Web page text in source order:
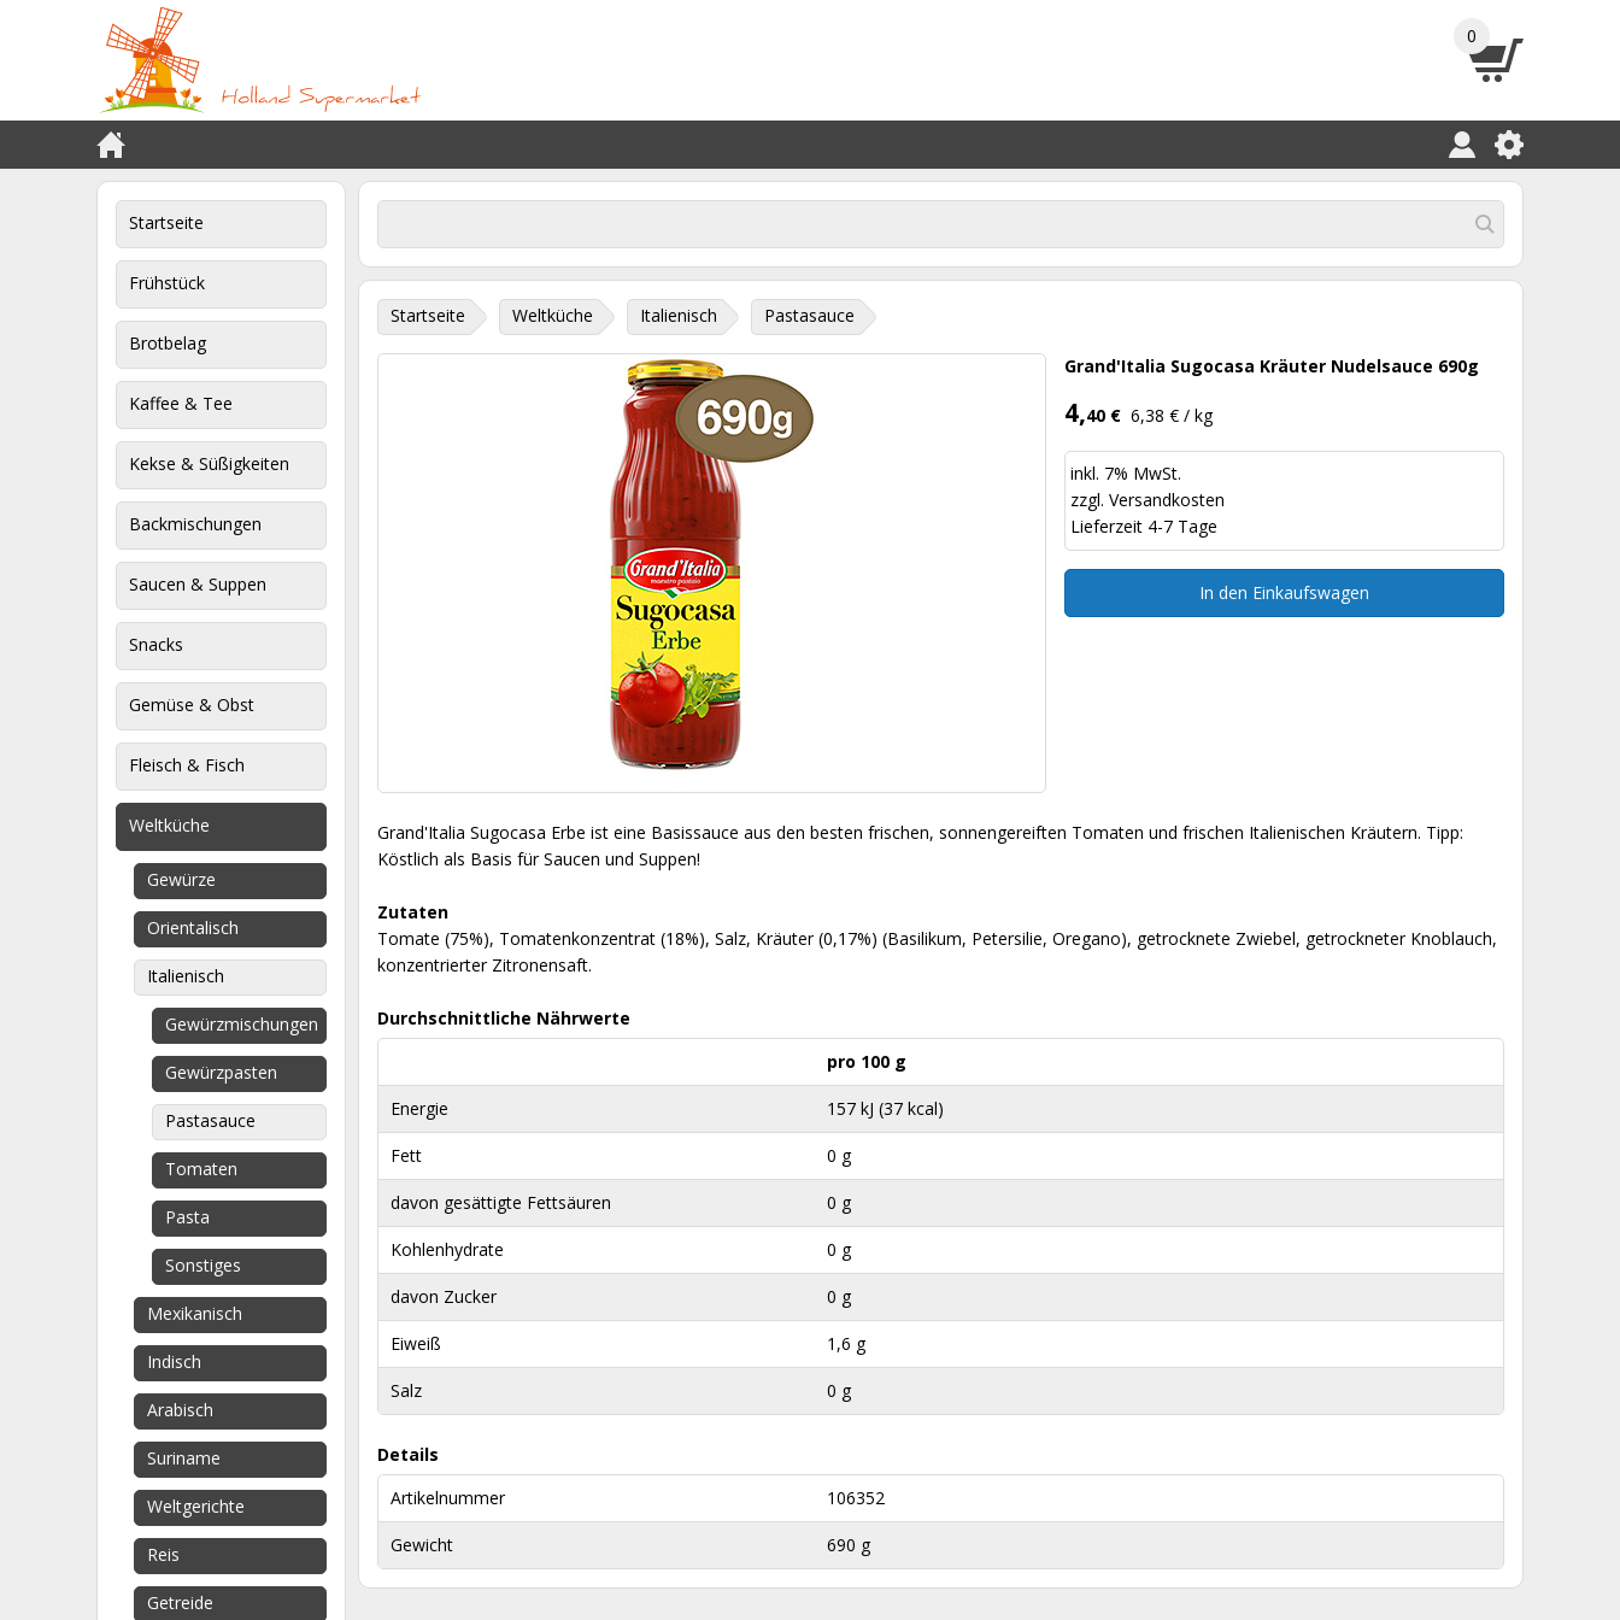
0
Startseite
Frühstück
Brotbelag
Kaffee & Tee
Kekse & Süßigkeiten
Backmischungen
Saucen & Suppen
Snacks
Gemüse & Obst
Fleisch & Fisch
Weltküche
Gewürze
Orientalisch
Italienisch
Gewürzmischungen
Gewürzpasten
Pastasauce
Tomaten
Pasta
Sonstiges
Mexikanisch
Indisch
Arabisch
Suriname
Weltgerichte
Reis
Getreide
Startseite Weltküche Italienisch Pastasauce
Grand'Italia Sugocasa Kräuter Nudelsauce 690g
4,40 € 6,38 € / kg
inkl. 7% MwSt.
zzgl. Versandkosten
Lieferzeit 4-7 Tage
In den Einkaufswagen
Grand'Italia Sugocasa Erbe ist eine Basissauce aus den besten frischen, sonnengereiften Tomaten und frischen Italienischen Kräutern. Tipp:
Köstlich als Basis für Saucen und Suppen!
Zutaten
Tomate (75%), Tomatenkonzentrat (18%), Salz, Kräuter (0,17%) (Basilikum, Petersilie, Oregano), getrocknete Zwiebel, getrockneter Knoblauch,
konzentrierter Zitronensaft.
Durchschnittliche Nährwerte
pro 100 g
Energie 157 kJ (37 kcal)
Fett 0 g
davon gesättigte Fettsäuren 0 g
Kohlenhydrate 0 g
davon Zucker 0 g
Eiweiß 1,6 g
Salz 0 g
Details
Artikelnummer
106352
Gewicht 690 g